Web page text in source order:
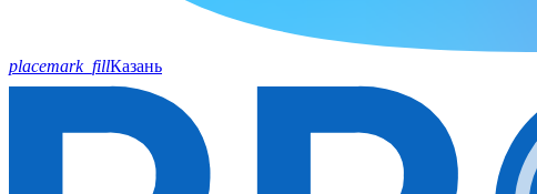
placemark_fillКазань